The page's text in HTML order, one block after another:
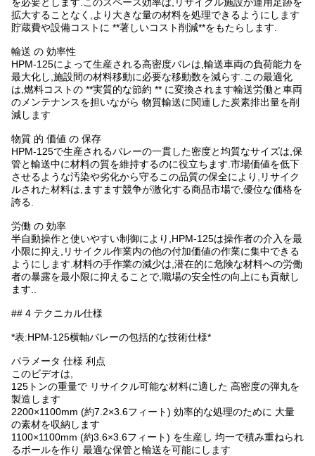
拡大することなく,より大きな量の材料を処理できるようにします
貯蔵費や設備コストに **著しいコスト削減**をもたらします.
輸送 の 効率性
HPM-125によって生産される高密度バレは,輸送車両の負荷能力を
最大化し,施設間の材料移動に必要な移動数を減らす.この最適化
は,燃料コストの **実質的な節約 ** に変換されます輸送労働と車両
のメンテナンスを担いながら 物質輸送に関連した炭素排出量を削
減します
物質 的 価値 の 保存
HPM-125で生産されるバレーの一貫した密度と均質なサイズは,保
管と輸送中に材料の質を維持するのに役立ちます.市場価値を低下
させるような汚染や劣化から守るこの品質の保全により,リサイク
ルされた材料は,ますます競争が激化する商品市場で,優位な価格を
誇る.
労働 の 効率
半自動操作と使いやすい制御により,HPM-125は操作者の介入を最
小限に抑え,リサイクル作業内の他の付加価値の作業に集中できる
ようにします.材料の手作業の減少は,潜在的に危険な材料への労働
者の暴露を最小限に抑えることで,職場の安全性の向上にも貢献し
ます..
## 4 テクニカル仕様
*表:HPM-125横軸バレーの包括的な技術仕様*
パラメータ 仕様 利点
このビデオは,
125トンの重量で リサイクル可能な材料に適した 高密度の弾丸を
製造します
2200×1100mm (約7.2×3.6フィート) 効率的な処理のために 大量
の素材を収納します
1100×1100mm (約3.6×3.6フィート) を生産し 均一で積み重ねられ
るボールを作り 最適な保管と輸送を可能にします